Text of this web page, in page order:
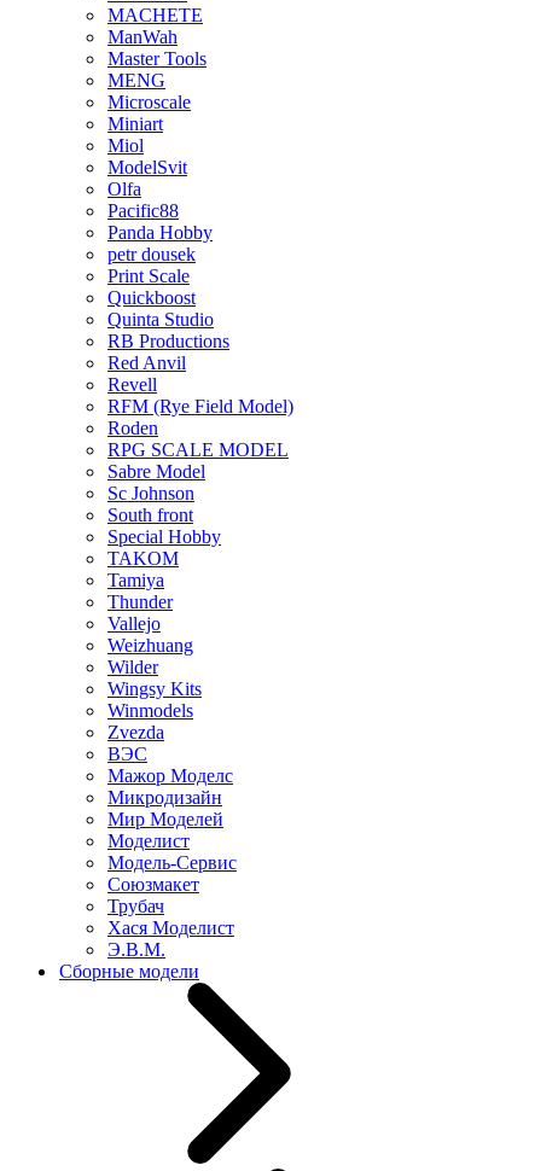
MACHETE
ManWah
Master Tools
MENG
Microscale
Miniart
Miol
ModelSvit
Olfa
Pacific88
Panda Hobby
petr dousek
Print Scale
Quickboost
Quinta Studio
RB Productions
Red Anvil
Revell
RFM (Rye Field Model)
Roden
RPG SCALE MODEL
Sabre Model
Sc Johnson
South front
Special Hobby
TAKOM
Tamiya
Thunder
Vallejo
Weizhuang
Wilder
Wingsy Kits
Winmodels
Zvezda
ВЭС
Мажор Моделс
Микродизайн
Мир Моделей
Моделист
Модель-Сервис
Союзмакет
Трубач
Хася Моделист
Э.В.М.
Сборные модели